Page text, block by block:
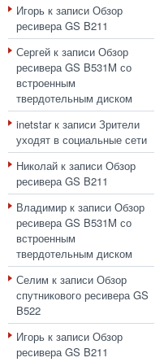
Игорь к записи Обзор
ресивера GS B211
Сергей к записи Обзор
ресивера GS B531M со
встроенным
твердотельным диском
inetstarк записи Зрители
уходят в социальные сети
Николай к записи Обзор
ресивера GS B211
Владимир к записи Обзор
ресивера GS B531M со
встроенным
твердотельным диском
Селим к записи Обзор
спутникового ресивера GS
B522
Игорь к записи Обзор
ресивера GS B211